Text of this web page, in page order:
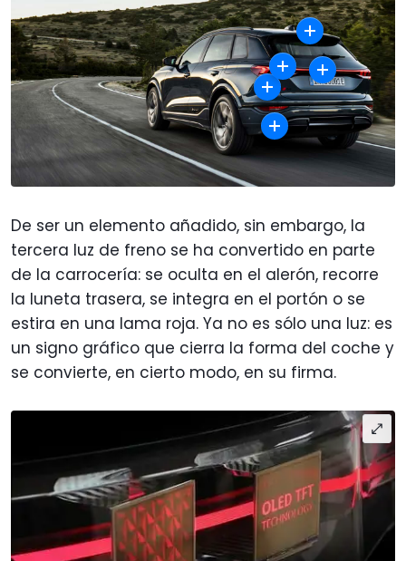
De ser un elemento añadido, sin embargo, la
tercera luz de freno se ha convertido en parte
de la carrocería: se oculta en el alerón, recorre
la luneta trasera, se integra en el portón o se
estira en una lama roja. Ya no es sólo una luz: es
un signo gráfico que cierra la forma del coche y
se convierte, en cierto modo, en su firma.